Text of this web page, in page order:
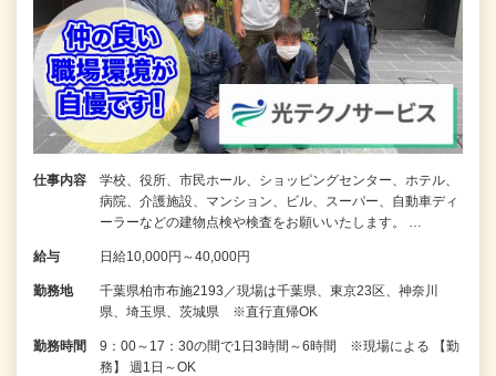
仕事内容
学校、役所、市民ホール、ショッピングセンター、ホテル、
病院、介護施設、マンション、ビル、スーパー、自動車ディ
ーラーなどの建物点検や検査をお願いいたします。 …
給与 日給10,000円～40,000円
勤務地
千葉県柏市布施2193／現場は千葉県、東京23区、神奈川
県、埼玉県、茨城県 ※直行直帰OK
勤務時間
9：00～17：30の間で1日3時間～6時間 ※現場による 【勤
務】 週1日～OK